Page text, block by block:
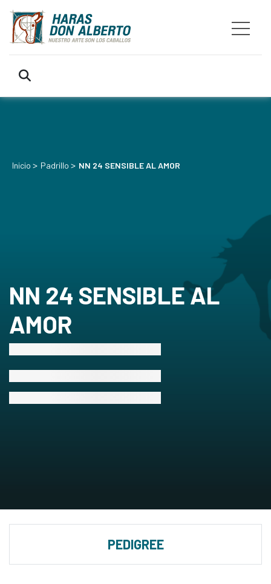
Inicio > Padrillo > NN 24 SENSIBLE AL AMOR
NN 24 SENSIBLE AL
AMOR
PEDIGREE